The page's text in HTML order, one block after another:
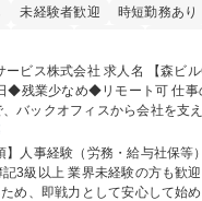
未経験者歓迎
時短勤務あり
給 長期歓迎 駅近5分以内
人名 【森ビルG】人事・総
め◆リモート可 仕事の内容 森ビル
バックオフィスから会社を支
の業務をバランスよく担当し
できる、やりがいある環境です。 ■
続き、年末調整等の労務管理全
度改定などのコア業務 ■社内イ
】人事経験（労務・給与社保等
記3級以上 業界未経験の方も歓
め、即戦力として安心して始め